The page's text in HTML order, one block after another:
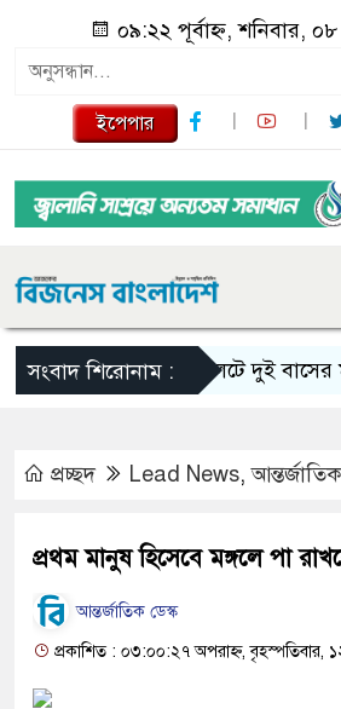
০৯:২২ পূর্বাহ্ন, শনিবার,
ইপেপার
সংবাদ শিরোনাম :সিলেটে দুই বাসের
প্রচ্ছদ Lead News,আন্তর্জাতিক
প্রথম মানুষ হিসেবে মঙ্গলে পা
আন্তর্জাতিক ডেস্ক
প্রকাশিত : ০৩:০০:২৭ অপরাহ্ন, বৃহস্পতিবার,